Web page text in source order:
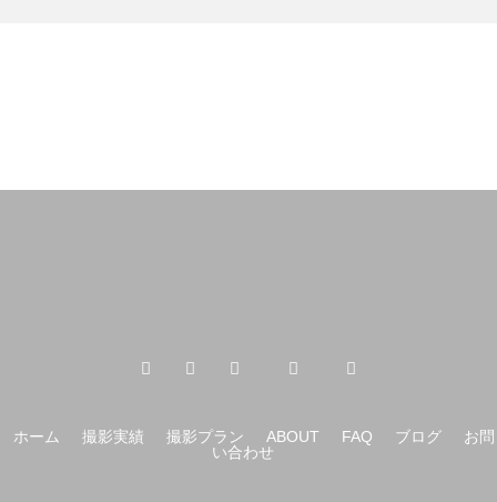
ホーム 撮影実績 撮影プラン ABOUT FAQ ブログ
お問
い合わせ